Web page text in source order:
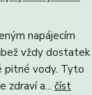
napájecím
vždy dostatek
pitné vody. Tyto
zdraví a... číst